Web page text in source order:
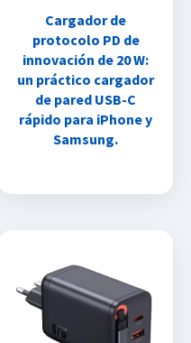
Cargador de
protocolo PD de
innovación de 20 W:
un práctico cargador
de pared USB-C
rápido para iPhone y
Samsung.